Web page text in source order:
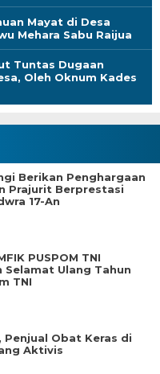
Mayat di Desa
Mehara Sabu Raijua
Tuntas Dugaan
Oleh Oknum Kades
Berikan Penghargaan
Prajurit Berprestasi
17-An
PUSPOM TNI
Selamat Ulang Tahun
TNI
Penjual Obat Keras di
Aktivis